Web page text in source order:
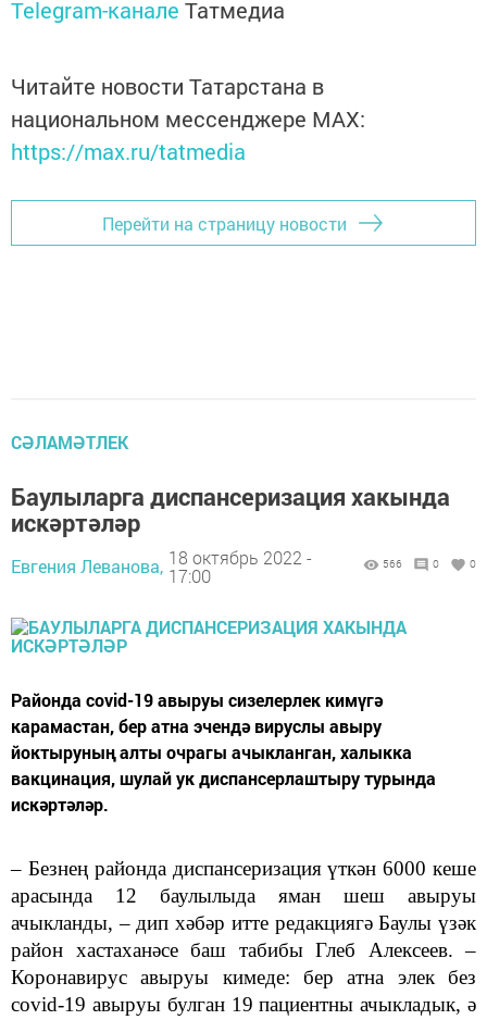
Telegram-канале Татмедиа
Читайте новости Татарстана в
национальном мессенджере MАХ:
https://max.ru/tatmedia
Перейти на страницу новости
СӘЛАМӘТЛЕК
Баулыларга диспансеризация хакында
искәртәләр
Евгения Леванова, 18 октябрь 2022 -
17:00
566 0 0
Районда covid-19 авыруы сизелерлек кимүгә
карамастан, бер атна эчендә вируслы авыру
йоктыруның алты очрагы ачыкланган, халыкка
вакцинация, шулай ук диспансерлаштыру турында
искәртәләр.
– Безнең районда диспансеризация үткән 6000 кеше
арасында 12 баулылыда яман шеш авыруы
ачыкланды, – дип хәбәр итте редакциягә Баулы үзәк
район хастаханәсе баш табибы Глеб Алексеев. –
Коронавирус авыруы кимеде: бер атна элек без
covid-19 авыруы булган 19 пациентны ачыкладык, ә